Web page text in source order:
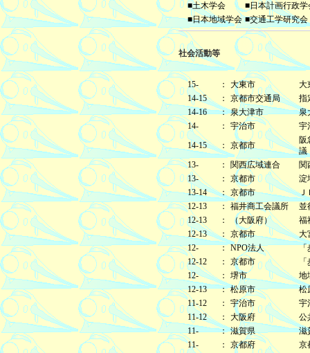
■土木学会
■日本計画行政学
■日本地域学会 ■交通工学研究会
社会活動等
15- ： 大東市
大
14-15
： 京都市交通局
指
14-16
： 泉大津市
泉
14-
： 宇治市
宇
14-15
： 京都市
阪
議
13-
： 関西広域連合
関
13-
： 京都市
淀
13-14
： 京都市
Ｊ
12-13
： 福井商工会議所
並
12-13
： （大阪府）
福
12-13
： 京都市
大
12-
： NPO法人
「
12-12
： 京都市
12-
： 堺市
地
12-13
： 松原市
松
11-12
： 宇治市
宇
11-12
： 大阪府
公
11-
： 滋賀県
滋
11-
： 京都府
京